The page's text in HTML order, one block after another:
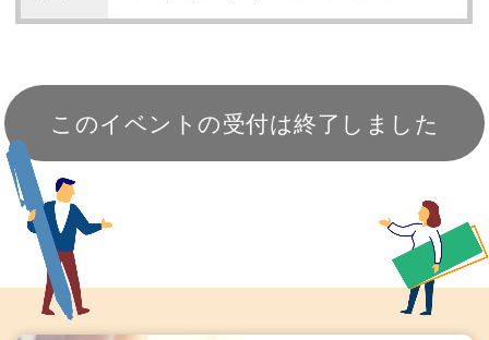
このイベントの受付は終了しました